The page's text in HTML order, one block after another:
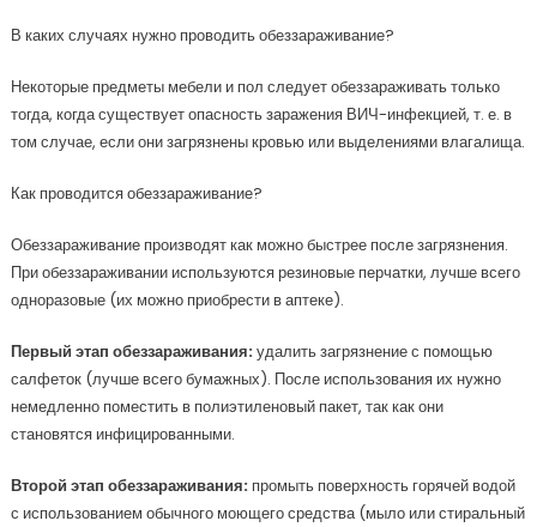
В каких случаях нужно проводить обеззараживание?
Некоторые предметы мебели и пол следует обеззараживать только
тогда, когда существует опасность заражения ВИЧ-инфекцией, т. е. в
том случае, если они загрязнены кровью или выделениями влагалища.
Как проводится обеззараживание?
Обеззараживание производят как можно быстрее после загрязнения.
При обеззараживании используются резиновые перчатки, лучше всего
одноразовые (их можно приобрести в аптеке).
Первый этап обеззараживания:удалить загрязнение с помощью
салфеток (лучше всего бумажных). После использования их нужно
немедленно поместить в полиэтиленовый пакет, так как они
становятся инфицированными.
Второй этап обеззараживания:промыть поверхность горячей водой
с использованием обычного моющего средства (мыло или стиральный